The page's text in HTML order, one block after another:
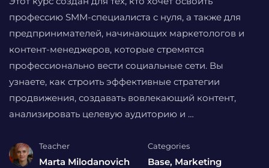
профессию SMM-специалиста с нуля, а также для
предпринимателей, начинающих маркетологов и
контент-менеджеров, которые стремятся
профессионально вести социальные сети. Вы
узнаете, как строить эффективные стратегии
продвижения, создавать вовлекающий контент,
анализировать целевую аудиторию и …
Teacher
Marta Milodanovich
Categories
Base, Marketing